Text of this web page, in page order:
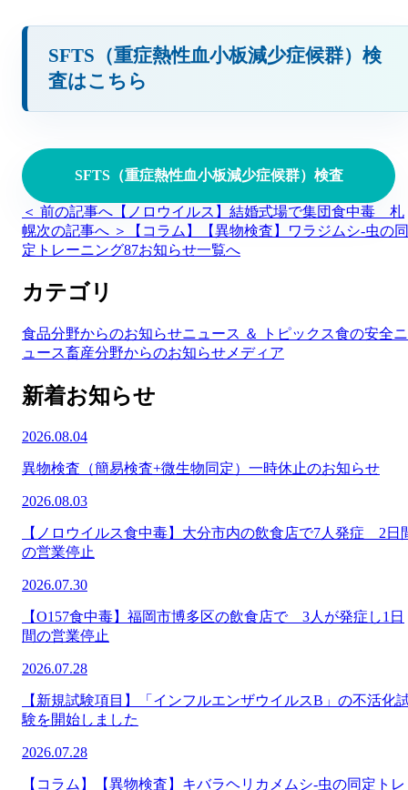
SFTS（重症熱性血小板減少症候群）検
査はこちら
SFTS（重症熱性血小板減少症候群）検査
＜ 前の記事へ 【ノロウイルス】結婚式場で集団食中毒 札
幌次の記事へ ＞
【コラム】【異物検査】ワラジムシ-虫の同
定トレーニング87お知らせ一覧へ
カテゴリ
食品分野からのお知らせニュース ＆ トピックス食の安全ニ
ュース畜産分野からのお知らせ メディア
新着お知らせ
2026.08.04
異物検査（簡易検査+微生物同定）一時休止のお知らせ
2026.08.03
【ノロウイルス食中毒】大分市内の飲食店で7人発症 2日
の営業停止
2026.07.30
【O157食中毒】福岡市博多区の飲食店で 3人が発症し1日
間の営業停止
2026.07.28
【新規試験項目】「インフルエンザウイルスB」の不活化
験を開始しました
2026.07.28
【コラム】【異物検査】キバラヘリカメムシ-虫の同定トレ